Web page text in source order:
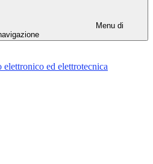
Menu di
ed elettrotecnica